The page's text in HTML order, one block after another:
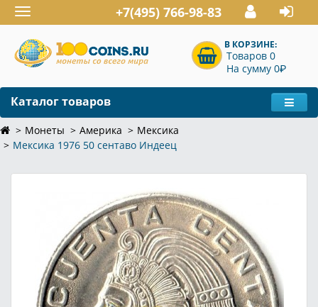
Toggle
navigation
+7(495) 766-98-83
В КОРЗИНЕ:
Товаров 0
На сумму 0P
Каталог товаров
Монеты Америка
Мексика
Мексика 1976 50 сентаво Индеец